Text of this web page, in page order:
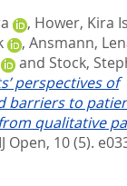
, Hower, Kira
, Ansmann,
and Stock,
perspectives of
barriers to
qualitative
Open, 10 (5).